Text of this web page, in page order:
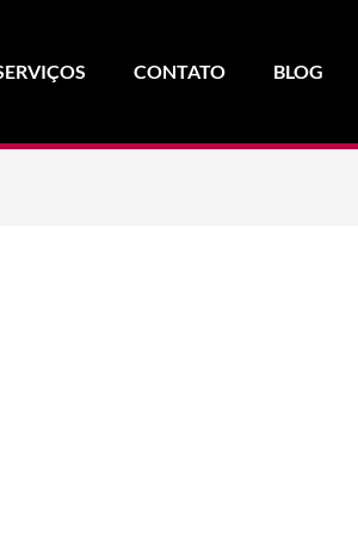
CONTATO BLOG